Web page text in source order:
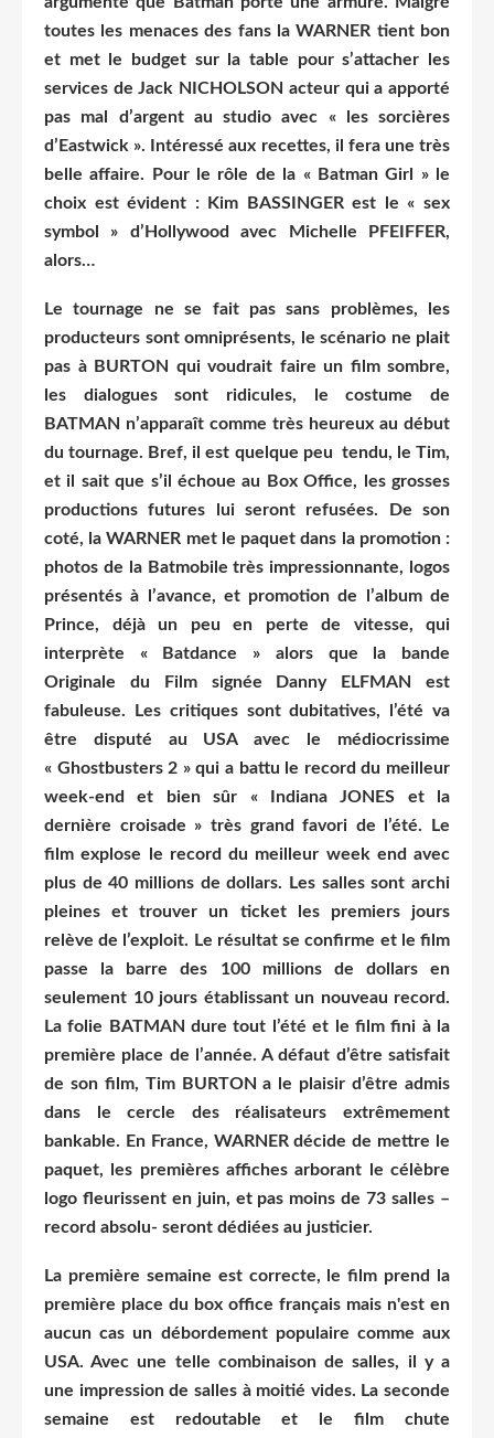
toutes les menaces des fans la WARNER tient bon
et met le budget sur la table pour s’attacher les
services de Jack NICHOLSON acteur qui a apporté
pas mal d’argent au studio avec « les sorcières
d’Eastwick ». Intéressé aux recettes, il fera une très
belle affaire. Pour le rôle de la « Batman Girl » le
choix est évident : Kim BASSINGER est le « sex
symbol » d’Hollywood avec Michelle PFEIFFER,
alors…
Le tournage ne se fait pas sans problèmes, les
producteurs sont omniprésents, le scénario ne plait
pas à BURTON qui voudrait faire un film sombre,
les dialogues sont ridicules, le costume de
BATMAN n’apparaît comme très heureux au début
du tournage. Bref, il est quelque peu tendu, le Tim,
et il sait que s’il échoue au Box Office, les grosses
productions futures lui seront refusées. De son
coté, la WARNER met le paquet dans la promotion :
photos de la Batmobile très impressionnante, logos
présentés à l’avance, et promotion de l’album de
Prince, déjà un peu en perte de vitesse, qui
interprète « Batdance » alors que la bande
Originale du Film signée Danny ELFMAN est
fabuleuse. Les critiques sont dubitatives, l’été va
être disputé au USA avec le médiocrissime
« Ghostbusters 2 » qui a battu le record du meilleur
week-end et bien sûr « Indiana JONES et la
dernière croisade » très grand favori de l’été. Le
film explose le record du meilleur week end avec
plus de 40 millions de dollars. Les salles sont archi
pleines et trouver un ticket les premiers jours
relève de l’exploit. Le résultat se confirme et le film
passe la barre des 100 millions de dollars en
seulement 10 jours établissant un nouveau record.
La folie BATMAN dure tout l’été et le film fini à la
première place de l’année. A défaut d’être satisfait
de son film, Tim BURTON a le plaisir d’être admis
dans le cercle des réalisateurs extrêmement
bankable. En France, WARNER décide de mettre le
paquet, les premières affiches arborant le célèbre
logo fleurissent en juin, et pas moins de 73 salles –
record absolu- seront dédiées au justicier.
La première semaine est correcte, le film prend la
première place du box office français mais n'est en
aucun cas un débordement populaire comme aux
USA. Avec une telle combinaison de salles, il y a
une impression de salles à moitié vides. La seconde
semaine est redoutable et le film chute